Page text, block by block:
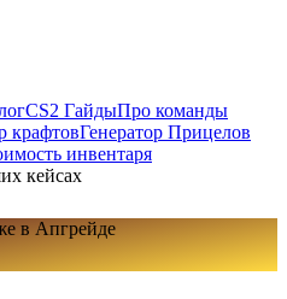
CS2 ГайдыПро команды
крафтовГенератор Прицелов
инвентаря
кейсах
в Апгрейде